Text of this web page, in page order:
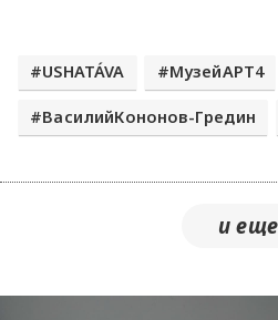
USHATÁVA МузейАРТ4
ВасилийКононов-Гредин